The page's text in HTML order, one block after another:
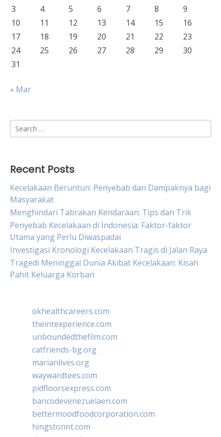
3
4 5 6 7 8
9
10
11 12 13 14 15
16
17
18 19 20 21 22
23
24
25 26 27 28 29
30
31
« Mar
Search
for:
Recent Posts
Kecelakaan Beruntun: Penyebab dan Dampaknya bagi
Masyarakat
Menghindari Tabrakan Kendaraan: Tips dan Trik
Penyebab Kecelakaan di Indonesia: Faktor-faktor
Utama yang Perlu Diwaspadai
Investigasi Kronologi Kecelakaan Tragis di Jalan Raya
Tragedi Meninggal Dunia Akibat Kecelakaan: Kisah
Pahit Keluarga Korban
okhealthcareers.com
theintexperience.com
unboundedthefilm.com
catfriends-bg.org
marianlives.org
waywardtees.com
pidfloorsexpress.com
bancodevenezuelaen.com
bettermoodfoodcorporation.com
hingstonnt.com